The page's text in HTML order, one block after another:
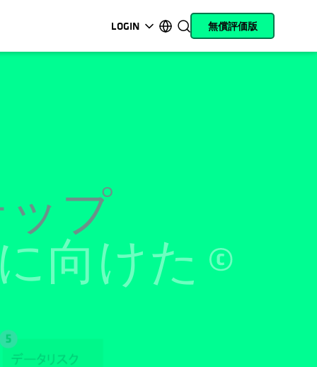
LOGIN
新しいタブで開く
新しいタブで開く
新しいタブで開く
新しいタブで開く
ュメント
新しいタブで開く
新しいタブで開く
Cohesity
Community
新しいタブで開く
新しいタブで開く
無償評価版
向けた